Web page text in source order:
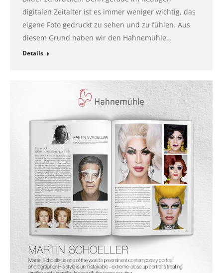
digitalen Zeitalter ist es immer weniger wichtig, das
eigene Foto gedruckt zu sehen und zu fühlen. Aus
diesem Grund haben wir den Hahnemühle…
Details